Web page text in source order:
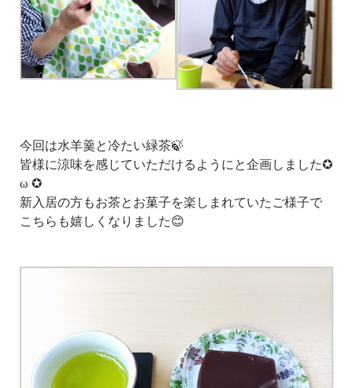
今回は水羊羹と冷たい緑茶🍃
皆様に涼味を感じていただけるようにと企画しました✪
ω ✪
新入居の方もお茶とお菓子を楽しまれていたご様子で
こちらも嬉しくなりました😊